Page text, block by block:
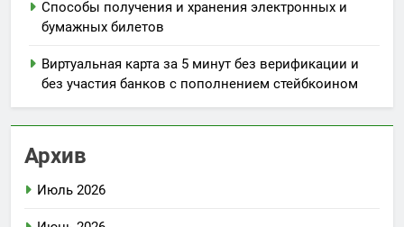
Способы получения и хранения электронных и
бумажных билетов
Виртуальная карта за 5 минут без верификации и
без участия банков с пополнением стейбкоином
Архив
Июль 2026